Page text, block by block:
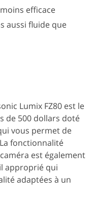
efficace
aussi fluide que
Lumix FZ80 est le
de 500 dollars doté
vous permet de
fonctionnalité
est également
approprié qui
adaptées à un